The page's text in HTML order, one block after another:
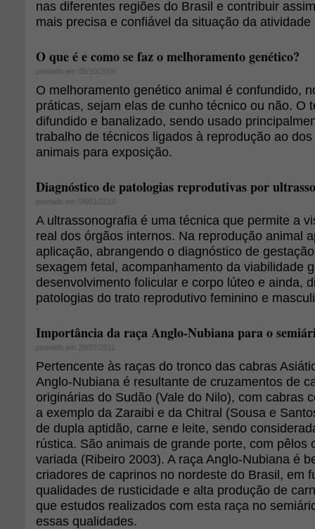
nas diferentes regiões do Brasil e contribuir
mais precisa e confiável da situação da atividade
O que é e como se faz o melhoramento genético?
postado em 05/10/2006
O melhoramento genético animal é confundido,
práticas, sejam elas de cunho técnico ou não. O
difundido e banalizado, sendo usado
trabalho de técnicos ligados à reprodução ao
animais para exposição.
Diagnóstico de patologias reprodutivas por
postado em 08/01/2010
A ultrassonografia é uma técnica que permite a
real dos órgãos internos. Na reprodução animal
aplicação, abrangendo o diagnóstico de
sexagem fetal, acompanhamento da viabilidade
desenvolvimento folicular e corpo lúteo e ainda,
patologias do trato reprodutivo feminino e
Importância da raça Anglo-Nubiana para o
postado em 28/07/2011
Pertencente às raças do tronco das cabras
Anglo-Nubiana é resultante de cruzamentos de
originárias do Sudão (Vale do Nilo), com cabras
a exemplo da Zaraibi e da Chitral (Sousa e
de dupla aptidão, carne e leite, sendo
rústica. São animais de grande porte, com pêlos
variada (Ribeiro 2003). A raça Anglo-Nubiana é
criadores de caprinos no nordeste do Brasil, em
qualidades de rusticidade e alta produção de
que estudos realizados com esta raça no
essas qualidades.